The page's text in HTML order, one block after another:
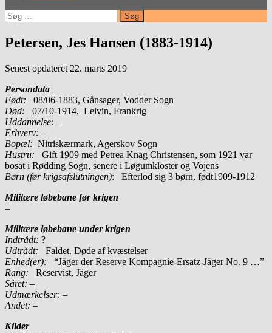
Søg
efter:
Petersen, Jes Hansen (1883-1914)
Senest opdateret 22. marts 2019
Persondata
Født: 08/06-1883, Gånsager, Vodder Sogn
Død: 07/10-1914, Leivin, Frankrig
Uddannelse: –
Erhverv: –
Bopæl: Nitriskærmark, Agerskov Sogn
Hustru: Gift 1909 med Petrea Knag Christensen, som 1921 var
bosat i Rødding Sogn, senere i Løgumkloster og Vojens
Børn (før krigsafslutningen): Efterlod sig 3 børn, født1909-1912
Militære løbebane før krigen
–
Militære løbebane under krigen
Indtrådt: ?
Udtrådt: Faldet. Døde af kvæstelser
Enhed(er):
“Jäger der Reserve Kompagnie-Ersatz-Jäger No. 9 …”
Rang: Reservist, Jäger
Såret: –
Udmærkelser: –
Andet: –
Kilder